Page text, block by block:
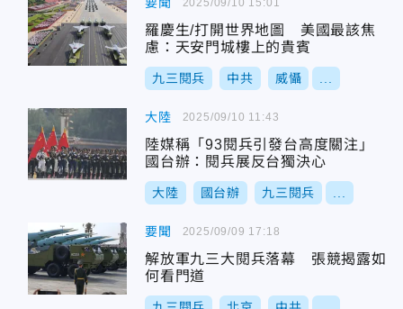
羅慶生/打開世界地圖 美國最該焦
慮：天安門城樓上的貴賓
九三閱兵 中共 威懾
大陸
陸媒稱「93閱兵引發台高度關注」
國台辦：閱兵展反台獨決心
大陸 國台辦 九三閱兵
2025/09/10 11:43
要聞
解放軍九三大閱兵落幕 張競揭露如
何看門道
2025/09/09 17:18